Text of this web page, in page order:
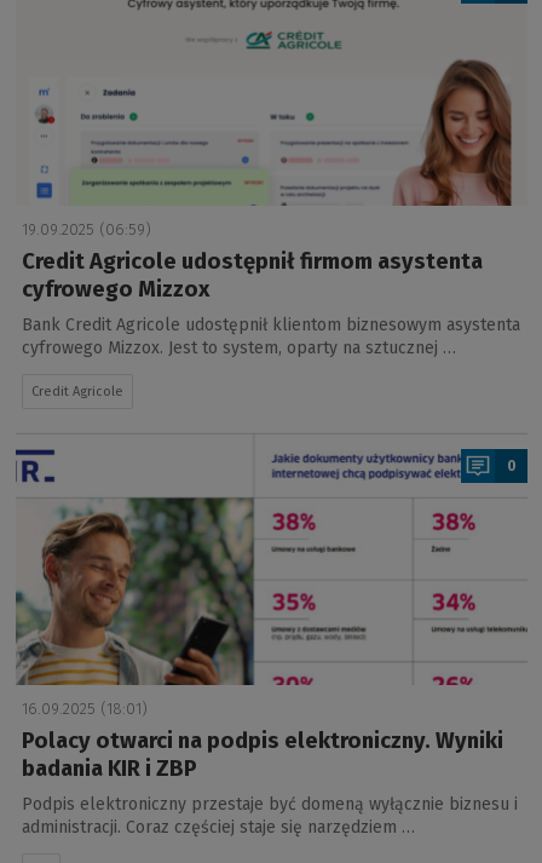
19.09.2025 (06:59)
Credit Agricole udostępnił firmom asystenta
cyfrowego Mizzox
Bank Credit Agricole udostępnił klientom biznesowym asystenta
cyfrowego Mizzox. Jest to system, oparty na sztucznej …
Credit Agricole
0
16.09.2025 (18:01)
Polacy otwarci na podpis elektroniczny. Wyniki
badania KIR i ZBP
Podpis elektroniczny przestaje być domeną wyłącznie biznesu i
administracji. Coraz częściej staje się narzędziem …